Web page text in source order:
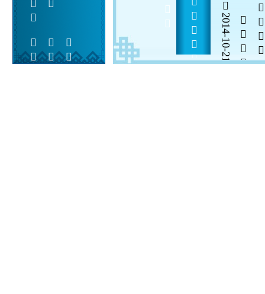
   2014-10-21